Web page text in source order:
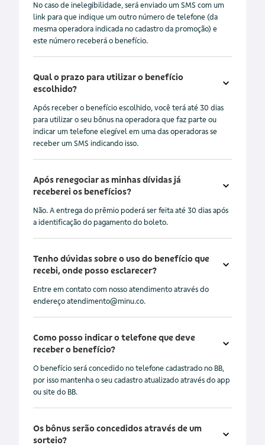
No caso de inelegibilidade, será enviado um SMS com um
link para que indique um outro número de telefone (da
mesma operadora indicada no cadastro da promoção) e
este número receberá o benefício.
Qual o prazo para utilizar o benefício
escolhido?
Após receber o benefício escolhido, você terá até 30 dias
para utilizar o seu bônus na operadora que faz parte ou
indicar um telefone elegível em uma das operadoras se
receber um SMS indicando isso.
Após renegociar as minhas dívidas já
receberei os benefícios?
Não. A entrega do prêmio poderá ser feita até 30 dias após
a identificação do pagamento do boleto.
Tenho dúvidas sobre o uso do benefício que
recebi, onde posso esclarecer?
Entre em contato com nosso atendimento através do
endereço atendimento@minu.co.
Como posso indicar o telefone que deve
receber o benefício?
O benefício será concedido no telefone cadastrado no BB,
por isso mantenha o seu cadastro atualizado através do app
ou site do BB.
Os bônus serão concedidos através de um
sorteio?